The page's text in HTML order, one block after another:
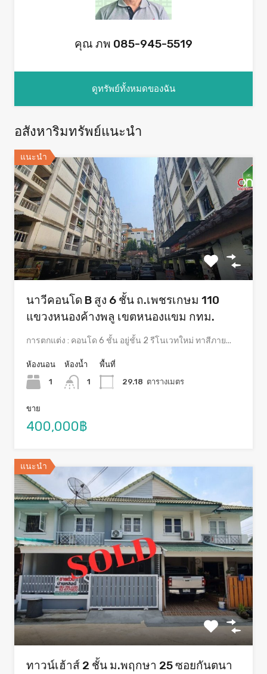
คุณ ภพ 085-945-5519
ดูทรัพย์ทั้งหมดของฉัน
อสังหาริมทรัพย์แนะนำ
แนะนำ
นาวีคอนโด B สูง 6 ชั้น ถ.เพชรเกษม 110
แขวงหนองค้างพลู เขตหนองแขม กทม.
การตกแต่ง : คอนโด 6 ชั้น อยู่ชั้น 2 รีโนเวทใหม่ ทาสีภาย...
ห้องนอน
1
ห้องน้ำ
1
พื้นที่
29.18 ตารางเมตร
ขาย
400,000฿
แนะนำ
ทาวน์เฮ้าส์ 2 ชั้น ม.พฤกษา 25 ซอยกันตนา